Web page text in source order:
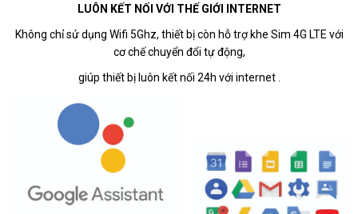
LUÔN KẾT NỐI VỚI THẾ GIỚI INTERNET
Không chỉ sử dụng Wifi 5Ghz, thiết bị còn hỗ trợ khe Sim 4G LTE với
cơ chế chuyển đổi tự động,
giúp thiết bị luôn kết nối 24h với internet .
Đăng ký tư vấn trực tiếp 24/7: